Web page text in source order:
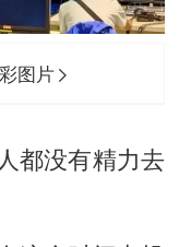
图片
都没有精力去